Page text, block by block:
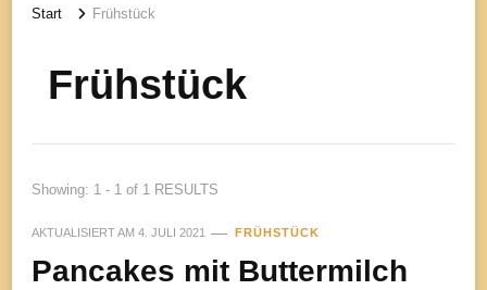
Kooking
Start Frühstück
Frühstück
Showing: 1 - 1 of 1 RESULTS
AKTUALISIERT AM 4. JULI 2021 FRÜHSTÜCK
Pancakes mit Buttermilch